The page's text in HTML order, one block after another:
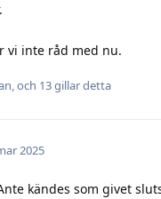
vi inte råd med nu.
, och 13gillar detta
2025
kändes som givet